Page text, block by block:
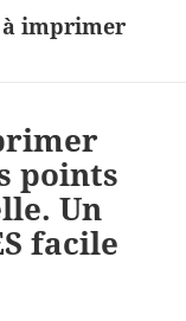
à imprimer
points
Un
facile